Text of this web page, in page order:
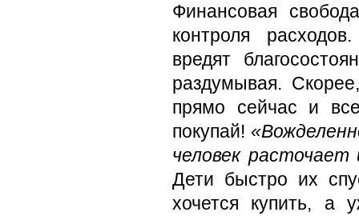
Финансовая
контроля
вредят
раздумывая.
прямо сейчас и
покупай!
человек
Дети быстро их
хочется купить,